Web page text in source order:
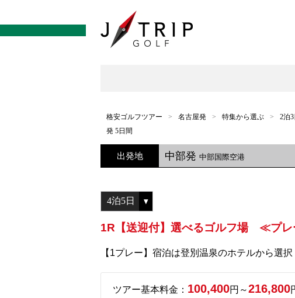
格安ゴルフツアー 名古屋発 特集から選ぶ 2泊
発 5日間
出発地 中部発 中部国際空港
1R【送迎付】選べるゴルフ場 ≪プ
【1プレー】宿泊は登別温泉のホテルから選択
ツアー基本料金： 100,400円～216,800